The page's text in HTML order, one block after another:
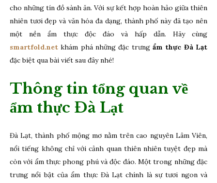
cho những tín đồ sành ăn. Với sự kết hợp hoàn hảo giữa thiên
nhiên tươi đẹp và văn hóa đa dạng, thành phố này đã tạo nên
một nền ẩm thực độc đáo và hấp dẫn. Hãy cùng
smartfold.net khám phá những đặc trưng ẩm thực Đà Lạt
đặc biệt qua bài viết sau đây nhé!
Thông tin tổng quan về
ẩm thực Đà Lạt
Đà Lạt, thành phố mộng mơ nằm trên cao nguyên Lâm Viên,
nổi tiếng không chỉ với cảnh quan thiên nhiên tuyệt đẹp mà
còn với ẩm thực phong phú và độc đáo. Một trong những đặc
trưng nổi bật của ẩm thực Đà Lạt chính là sự tươi ngon và